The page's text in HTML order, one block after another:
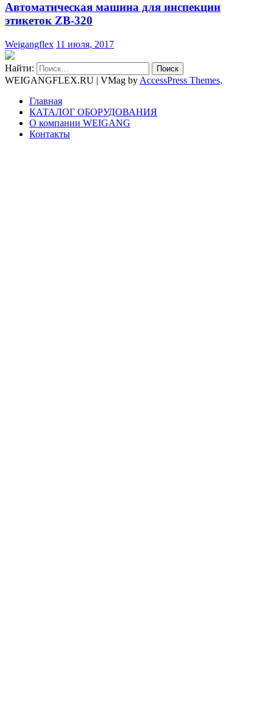
Автоматическая машина для инспекции
этикеток ZB-320
Weigangflex 11 июля, 2017
Найти:
WEIGANGFLEX.RU | VMag by AccessPress Themes.
Главная
КАТАЛОГ ОБОРУДОВАНИЯ
О компании WEIGANG
Контакты